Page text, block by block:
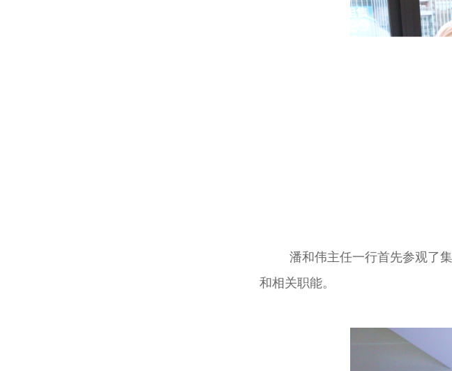
潘和伟主任一行首先参观了
和相关职能。